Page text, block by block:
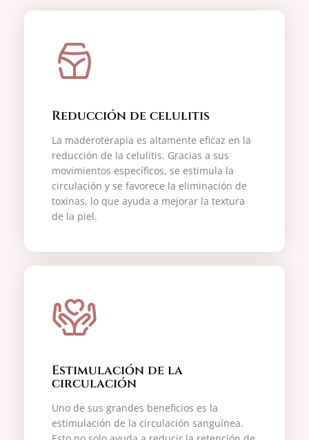
Reducción de celulitis
La maderoterapia es altamente eficaz en la
reducción de la celulitis. Gracias a sus
movimientos específicos, se estimula la
circulación y se favorece la eliminación de
toxinas, lo que ayuda a mejorar la textura
de la piel.
Estimulación de la
circulación
Uno de sus grandes beneficios es la
estimulación de la circulación sanguínea.